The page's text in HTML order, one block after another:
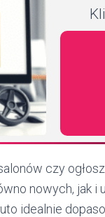
czy
nowych, jak i
idealnie